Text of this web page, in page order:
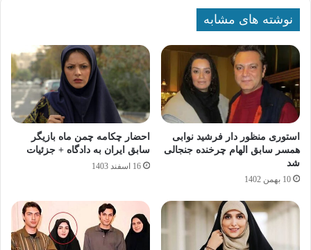
نوشته های مشابه
استوری منظور دار فرشید نوابی
همسر سابق الهام چرخنده جنجالی
شد
10 بهمن 1402
احضار چکامه چمن‌ ماه بازیگر
سابق ایران به دادگاه + جزئیات
16 اسفند 1403